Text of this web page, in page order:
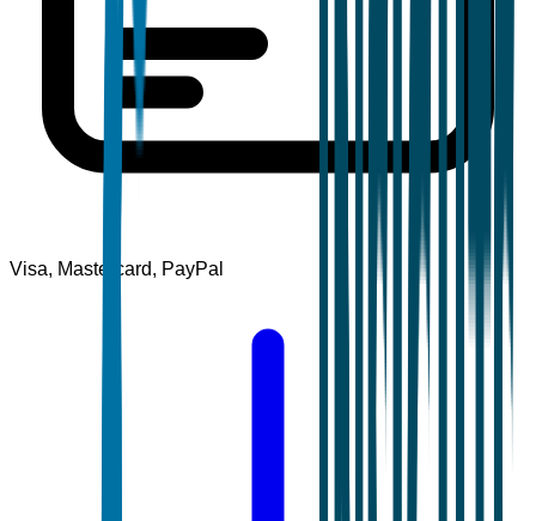
Visa, Mastercard, PayPal